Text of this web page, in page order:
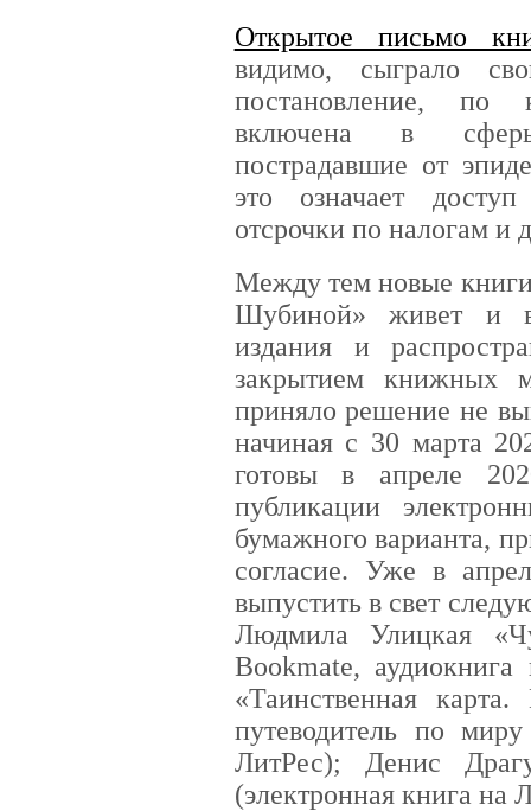
Открытое письмо
видимо, сыграло
постановление, по
включена в сферы
пострадавшие от
это означает
отсрочки по налогам и
Между тем новые
Шубиной» живет и
издания и
закрытием книжных
приняло решение не
начиная с 30 марта
готовы в апреле
публикации
бумажного варианта,
согласие. Уже в
выпустить в свет
Людмила Улицкая
Bookmate,
«Таинственная
путеводитель по
ЛитРес); Денис
(электронная книга на